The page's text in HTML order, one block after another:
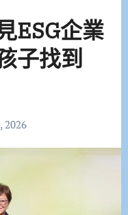
ESG企業
子找到
2026